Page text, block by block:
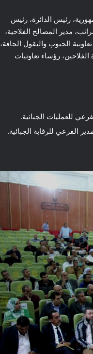
رئيس الدائرة، رئيس
مدير المصالح الفلاحية،
الحبوب والبقول الجافة،
رؤساء تعاونيات
للعمليات الجبائية.
الفرعي للرقابة الجبائية.